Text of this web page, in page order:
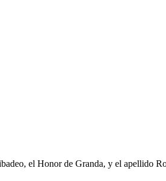
el Honor de Granda, y el apellido